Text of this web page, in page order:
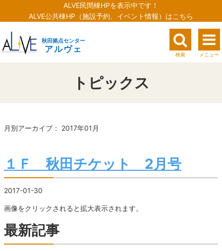
ALVE民間棟HPを表示中です！
ALVE公共棟HP（施設予約、イベント情報）はこちら
秋田拠点センター
アルヴェ
検索 メニュー
トピックス
月別アーカイブ： 2017年01月
１Ｆ 秋田チケット 2月号
2017-01-30
画像をクリックされると拡大表示されます。
最新記事